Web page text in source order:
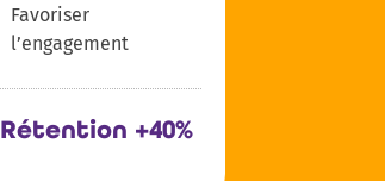
Favoriser
l’engagement
Rétention +40%